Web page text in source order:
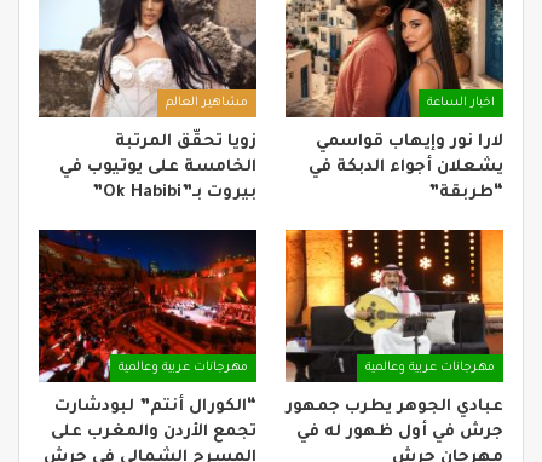
اخبار الساعة
لارا نور وإيهاب قواسمي
يشعلان أجواء الدبكة في
“طربقة”
مشاهير العالم
زويا تحقّق المرتبة
الخامسة على يوتيوب في
بيروت بـ”Ok Habibi”
مهرجانات عربية وعالمية
عبادي الجوهر يطرب جمهور
جرش في أول ظهور له في
مهرجان جرش
مهرجانات عربية وعالمية
“الكورال أنتم” لبودشارت
تجمع الأردن والمغرب على
المسرح الشمالي في جرش